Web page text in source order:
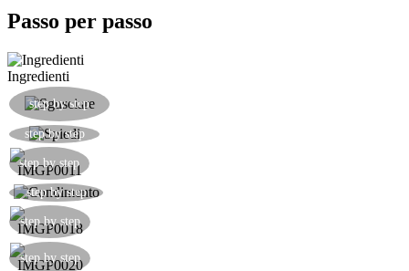
Passo per passo
Ingredienti
step by step
step by step
step by step
step by step
step by step
step by step